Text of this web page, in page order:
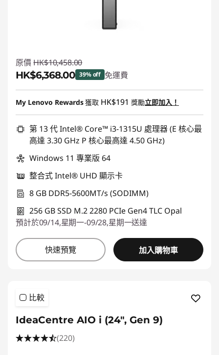
原價 HK$10,458.00
HK$6,368.00 39% off 免運費
即省 :-HK$4,090.00
My Lenovo Rewards獲取 HK$191 獎勵立即加入！
第 13 代 Intel® Core™ i3-1315U 處理器 (E 核心最
高達 3.30 GHz P 核心最高達 4.50 GHz)
Windows 11 專業版 64
整合式 Intel® UHD 顯示卡
8 GB DDR5-5600MT/s (SODIMM)
256 GB SSD M.2 2280 PCIe Gen4 TLC Opal
預計於09/14,星期一-09/28,星期一送達
快速預覽 加入購物車
比較
IdeaCentre AIO i (24", Gen 9)
(220)